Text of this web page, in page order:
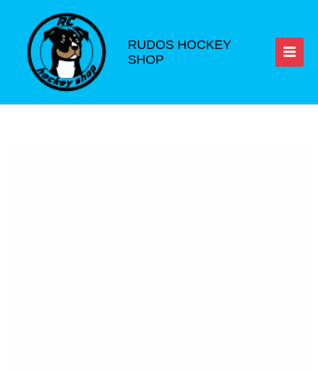
contenido
RUDOS HOCKEY
SHOP